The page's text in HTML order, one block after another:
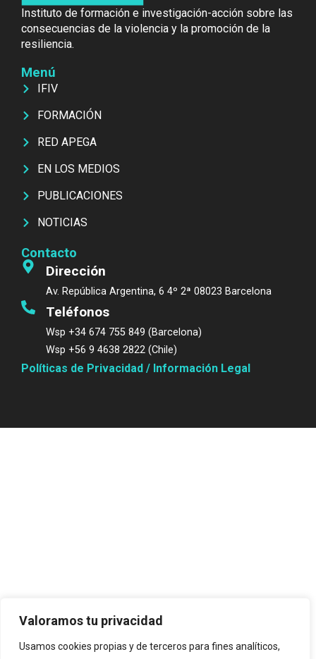
Valoramos tu privacidad
Usamos cookies propias y de terceros para fines analíticos,
Instituto de formación e investigación-acción sobre las
consecuencias de la violencia y la promoción de la
resiliencia.
Menú
IFIV
FORMACIÓN
RED APEGA
EN LOS MEDIOS
PUBLICACIONES
NOTICIAS
Contacto
Dirección
Av. República Argentina, 6 4º 2ª 08023 Barcelona
Teléfonos
Wsp +34 674 755 849 (Barcelona)
Wsp +56 9 4638 2822 (Chile)
Políticas de Privacidad / Información Legal